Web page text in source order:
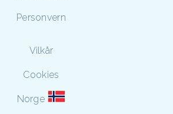
Personvern
Vilkår
Cookies
Norge